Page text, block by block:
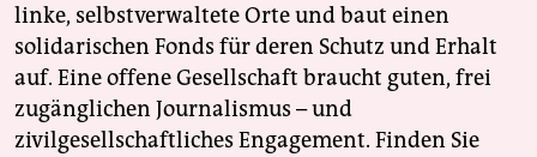
linke, selbstverwaltete Orte und baut einen
solidarischen Fonds für deren Schutz und Erhalt
auf. Eine offene Gesellschaft braucht guten, frei
zugänglichen Journalismus – und
zivilgesellschaftliches Engagement. Finden Sie